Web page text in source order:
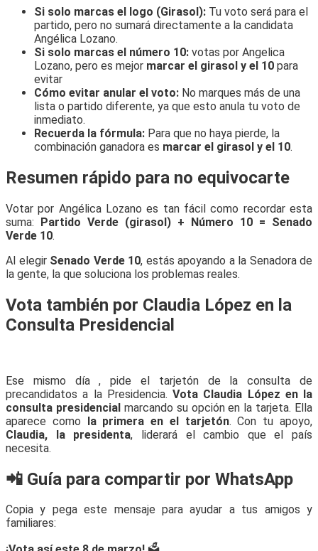
Si solo marcas el logo (Girasol): Tu voto será para el
partido, pero no sumará directamente a la candidata
Angélica Lozano.
Si solo marcas el número 10: votas por Angelica
Lozano, pero es mejor marcar el girasol y el 10 para
evitar
Cómo evitar anular el voto: No marques más de una
lista o partido diferente, ya que esto anula tu voto de
inmediato.
Recuerda la fórmula: Para que no haya pierde, la
combinación ganadora es marcar el girasol y el 10.
Resumen rápido para no equivocarte
Votar por Angélica Lozano es tan fácil como recordar esta
suma: Partido Verde (girasol) + Número 10 = Senado
Verde 10.
Al elegir Senado Verde 10, estás apoyando a la Senadora de
la gente, la que soluciona los problemas reales.
Vota también por Claudia López en la
Consulta Presidencial
Ese mismo día , pide el tarjetón de la consulta de
precandidatos a la Presidencia. Vota Claudia López en la
consulta presidencialmarcando su opción en la tarjeta. Ella
aparece como la primera en el tarjetón. Con tu apoyo,
Claudia, la presidenta, liderará el cambio que el país
necesita.
📲 Guía para compartir por WhatsApp
Copia y pega este mensaje para ayudar a tus amigos y
familiares: